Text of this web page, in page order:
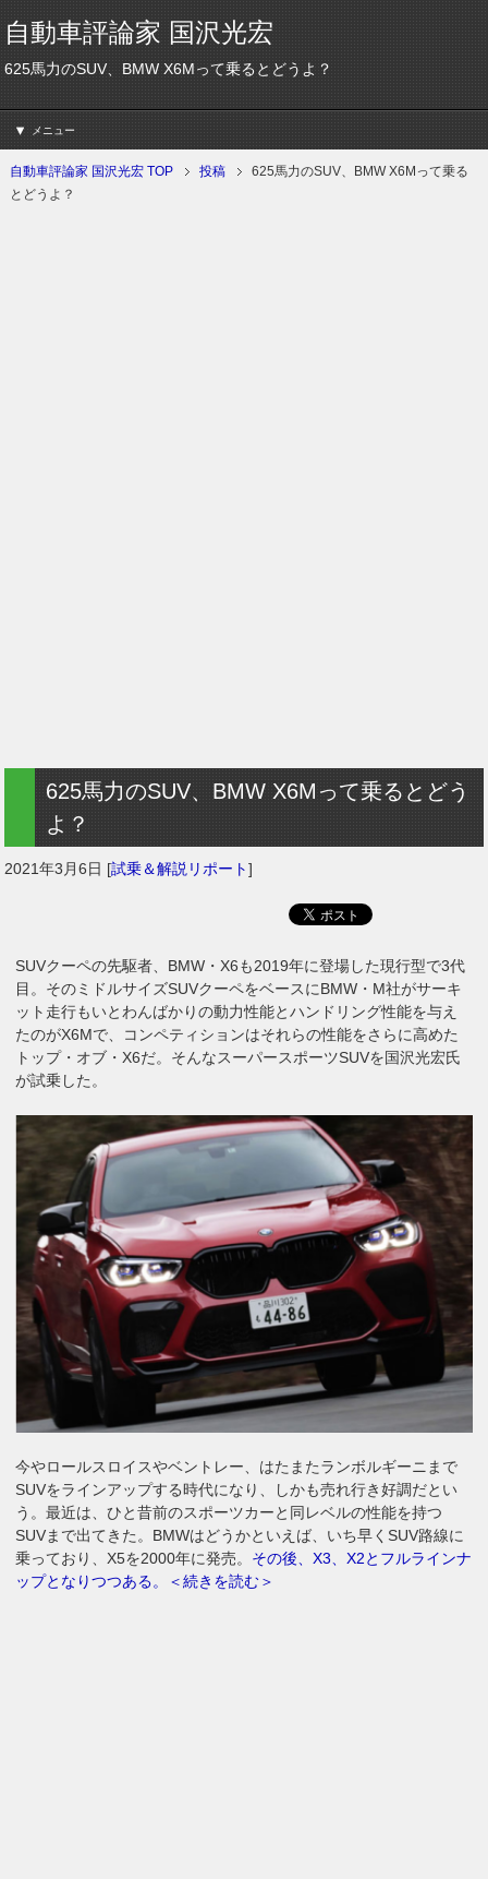
自動車評論家 国沢光宏
625馬力のSUV、BMW X6Mって乗るとどうよ？
メニュー
自動車評論家 国沢光宏 TOP 投稿
625馬力のSUV、BMW X6Mって乗る
とどうよ？
625馬力のSUV、BMW X6Mって乗るとどう
よ？
2021年3月6日 [試乗＆解説リポート]
SUVクーペの先駆者、BMW・X6も2019年に登場した現行型で3代
目。そのミドルサイズSUVクーペをベースにBMW・M社がサーキ
ット走行もいとわんばかりの動力性能とハンドリング性能を与え
たのがX6Mで、コンペティションはそれらの性能をさらに高めた
トップ・オブ・X6だ。そんなスーパースポーツSUVを国沢光宏氏
が試乗した。
今やロールスロイスやベントレー、はたまたランボルギーニまで
SUVをラインアップする時代になり、しかも売れ行き好調だとい
う。最近は、ひと昔前のスポーツカーと同レベルの性能を持つ
SUVまで出てきた。BMWはどうかといえば、いち早くSUV路線に
乗っており、X5を2000年に発売。 その後、X3、X2とフルラインナ
ップとなりつつある。＜続きを読む＞